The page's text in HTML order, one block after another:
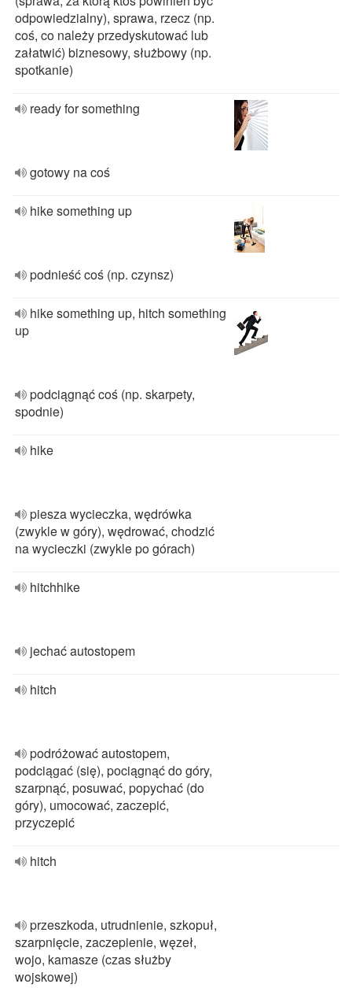
odpowiedzialny), sprawa, rzecz (np.
coś, co należy przedyskutować lub
załatwić) biznesowy, służbowy (np.
spotkanie)
ready for something
gotowy na coś
hike something up
podnieść coś (np. czynsz)
hike something up, hitch something
up
podciągnąć coś (np. skarpety,
spodnie)
hike
piesza wycieczka, wędrówka
(zwykle w góry), wędrować, chodzić
na wycieczki (zwykle po górach)
hitchhike
jechać autostopem
hitch
podróżować autostopem,
podciągać (się), pociągnąć do góry,
szarpnąć, posuwać, popychać (do
góry), umocować, zaczepić,
przyczepić
hitch
przeszkoda, utrudnienie, szkopuł,
szarpnięcie, zaczepienie, węzeł,
wojo, kamasze (czas służby
wojskowej)